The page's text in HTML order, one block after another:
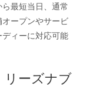
最短当日、通常
ープンやサービ
ィーに対応可能
リーズナブ